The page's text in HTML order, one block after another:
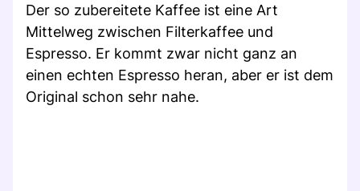
Der so zubereitete Kaffee ist eine Art
Mittelweg zwischen Filterkaffee und
Espresso. Er kommt zwar nicht ganz an
einen echten Espresso heran, aber er ist dem
Original schon sehr nahe.